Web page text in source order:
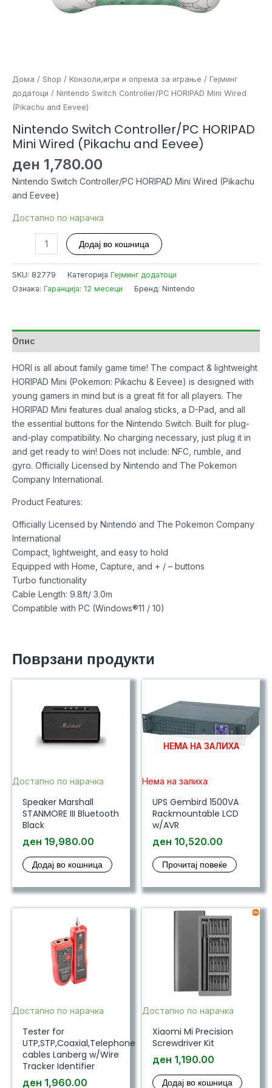
Дома / Shop / Конзоли,игри и опрема за играње / Гејминг
додатоци / Nintendo Switch Controller/PC HORIPAD Mini Wired
(Pikachu and Eevee)
Nintendo Switch Controller/PC HORIPAD
Mini Wired (Pikachu and Eevee)
ден 1,780.00
Nintendo Switch Controller/PC HORIPAD Mini Wired (Pikachu
and Eevee)
Достапно по нарачка
Nintendo
Switch
Controller/PC
and
Eevee)
количина
Додај во кошница
SKU: 82779 Категорија Гејминг додатоци
Ознака: Гаранција: 12 месеци Бренд: Nintendo
Опис
HORI is all about family game time! The compact & lightweight
HORIPAD Mini (Pokemon: Pikachu & Eevee) is designed with
young gamers in mind but is a great fit for all players. The
HORIPAD Mini features dual analog sticks, a D-Pad, and all
the essential buttons for the Nintendo Switch. Built for plug-
and-play compatibility. No charging necessary, just plug it in
and get ready to win! Does not include: NFC, rumble, and
gyro. Officially Licensed by Nintendo and The Pokemon
Company International.
Product Features:
Officially Licensed by Nintendo and The Pokemon Company
International
Compact, lightweight, and easy to hold
Equipped with Home, Capture, and + / – buttons
Turbo functionality
Cable Length: 9.8ft/ 3.0m
Compatible with PC (Windows®11 / 10)
Поврзани продукти
Достапно по нарачка
Speaker Marshall
STANMORE III Bluetooth
Black
ден 19,980.00
Додај во кошница
НЕМА НА ЗАЛИХА
Нема на залиха
UPS Gembird 1500VA
Rackmountable LCD
w/AVR
ден 10,520.00
Прочитај повеќе
Достапно по нарачка
Tester for
UTP,STP,Coaxial,Telephone
cables Lanberg w/Wire
Tracker Identifier
ден 1,960.00
Достапно по нарачка
Xiaomi Mi Precision
Screwdriver Kit
ден 1,190.00
Додај во кошница